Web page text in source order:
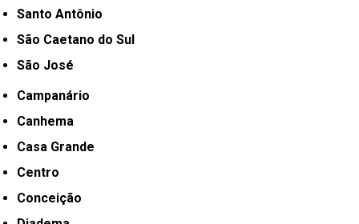
Santo Antônio
São Caetano do Sul
São José
Campanário
Canhema
Casa Grande
Centro
Conceição